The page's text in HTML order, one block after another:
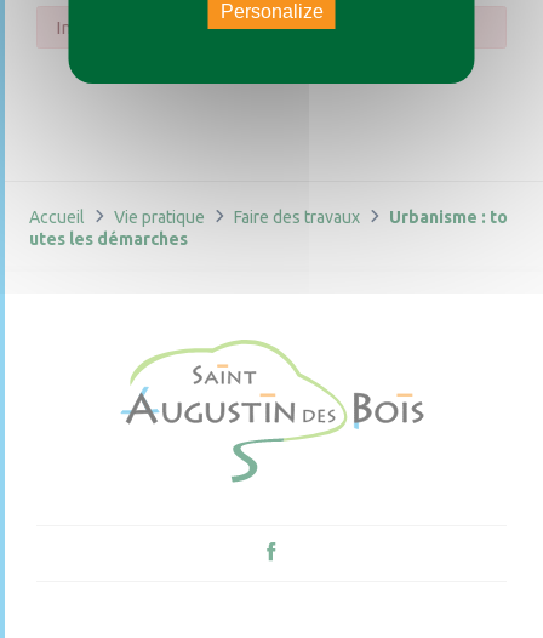
Impossible de trouver la fiche : R1222.xml
Accueil Vie pratique Faire des travaux
Urbanisme : to
utes les démarches
Personalize